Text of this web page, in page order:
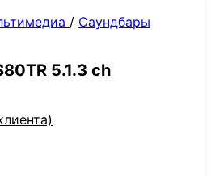
/ Саундбары
5.1.3 ch